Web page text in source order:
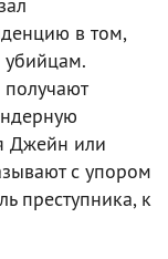
в том,
убийцам.
Джейн или
с упором
преступника, к